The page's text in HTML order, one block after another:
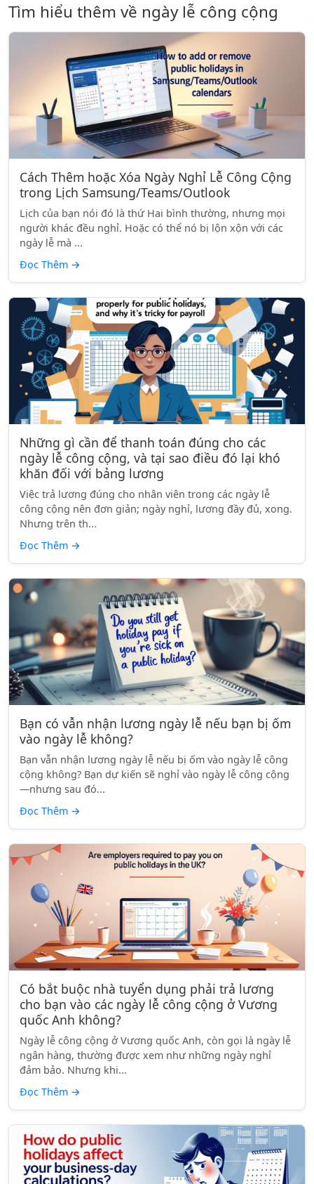
Tìm hiểu thêm về ngày lễ công cộng
Cách Thêm hoặc Xóa Ngày Nghỉ Lễ Công Cộng
trong Lịch Samsung/Teams/Outlook
Lịch của bạn nói đó là thứ Hai bình thường, nhưng mọi
người khác đều nghỉ. Hoặc có thể nó bị lộn xộn với các
ngày lễ mà ...
Đọc Thêm →
Những gì cần để thanh toán đúng cho các
ngày lễ công cộng, và tại sao điều đó lại khó
khăn đối với bảng lương
Việc trả lương đúng cho nhân viên trong các ngày lễ
công cộng nên đơn giản; ngày nghỉ, lương đầy đủ, xong.
Nhưng trên th...
Đọc Thêm →
Bạn có vẫn nhận lương ngày lễ nếu bạn bị ốm
vào ngày lễ không?
Bạn vẫn nhận lương ngày lễ nếu bị ốm vào ngày lễ công
cộng không? Bạn dự kiến sẽ nghỉ vào ngày lễ công cộng
—nhưng sau đó...
Đọc Thêm →
Có bắt buộc nhà tuyển dụng phải trả lương
cho bạn vào các ngày lễ công cộng ở Vương
quốc Anh không?
Ngày lễ công cộng ở Vương quốc Anh, còn gọi là ngày lễ
ngân hàng, thường được xem như những ngày nghỉ
đảm bảo. Nhưng khi...
Đọc Thêm →